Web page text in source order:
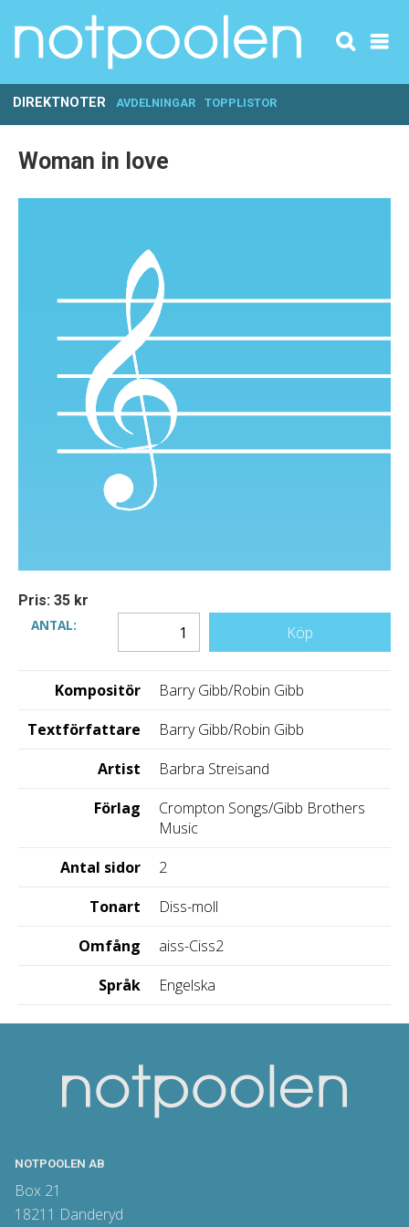
DIREKTNOTER AVDELNINGAR TOPPLISTOR
Woman in love
Pris: 35 kr
ANTAL:
Köp
Kompositör
Barry Gibb/Robin Gibb
Textförfattare
Barry Gibb/Robin Gibb
Artist
Barbra Streisand
Förlag
Crompton Songs/Gibb Brothers
Music
Antal sidor
2
Tonart
Diss-moll
Omfång
aiss-Ciss2
Språk
Engelska
NOTPOOLEN AB
Box 21
18211 Danderyd